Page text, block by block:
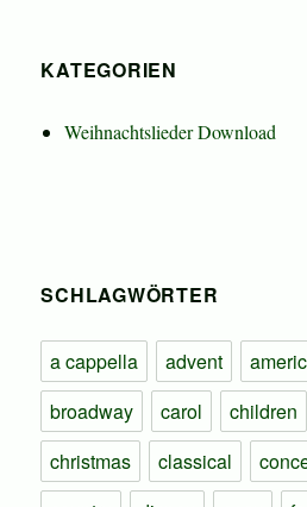
KATEGORIEN
Weihnachtslieder Download
SCHLAGWÖRTER
a cappella advent
broadway
carol children
christmas
classical